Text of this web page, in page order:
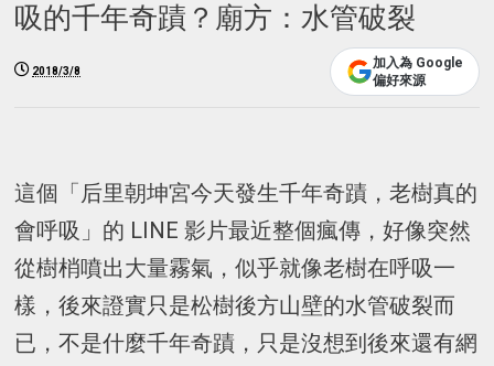
吸的千年奇蹟？廟方：水管破裂
2018/3/8
加入為 Google
偏好來源
這個「后里朝坤宮今天發生千年奇蹟，老樹真的
會呼吸」的 LINE 影片最近整個瘋傳，好像突然
從樹梢噴出大量霧氣，似乎就像老樹在呼吸一
樣，後來證實只是松樹後方山壁的水管破裂而
已，不是什麼千年奇蹟，只是沒想到後來還有網